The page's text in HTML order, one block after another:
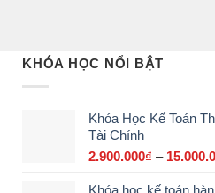
KHÓA HỌC NỔI BẬT
Khóa Học Kế Toán
Tài Chính
2.900.000₫ –
Khóa học kế toán